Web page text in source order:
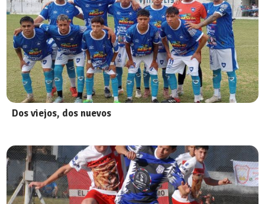
Dos viejos, dos nuevos